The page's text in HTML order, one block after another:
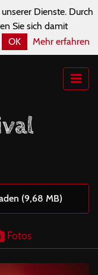
Dienste. Durch
Sie sich damit
OK Mehr erfahren
(9,68 MB)
Fotos